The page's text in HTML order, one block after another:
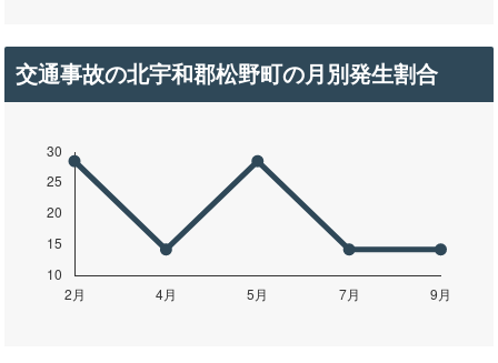
交通事故の北宇和郡松野町の月別発生割合